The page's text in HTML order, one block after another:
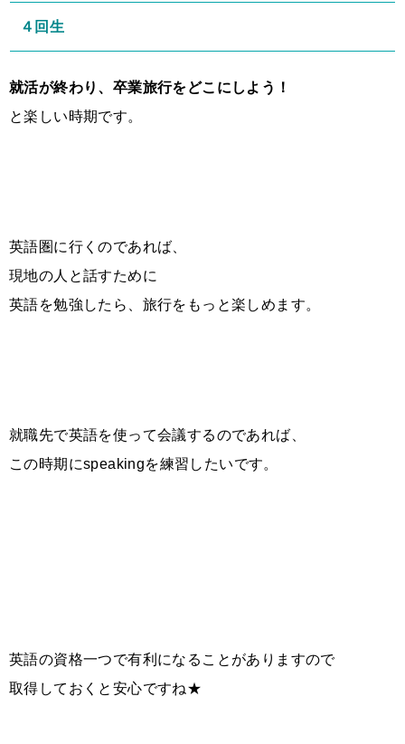
４回生
就活が終わり、卒業旅行をどこにしよう！
と楽しい時期です。
英語圏に行くのであれば、
現地の人と話すために
英語を勉強したら、旅行をもっと楽しめます。
就職先で英語を使って会議するのであれば、
この時期にspeakingを練習したいです。
英語の資格一つで有利になることがありますので
取得しておくと安心ですね★